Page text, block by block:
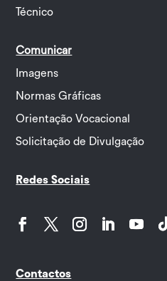
Técnico
Comunicar
Imagens
Normas Gráficas
Orientação Vocacional
Solicitação de Divulgação
Redes Sociais
Contactos